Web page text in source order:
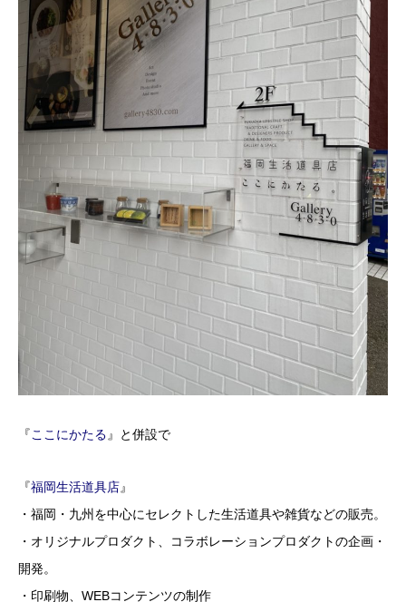
『ここにかたる 』と併設で
『福岡生活道具店』
・福岡・九州を中心にセレクトした生活道具や雑貨などの販売。
・オリジナルプロダクト、コラボレーションプロダクトの企画・
開発。
・印刷物、WEBコンテンツの制作